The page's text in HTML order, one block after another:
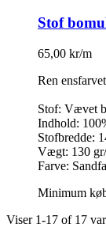
Stof
65,00 kr/m
Ren
Stof: Vævet
Indhold:
Stofbredde:
Vægt: 130
Farve:
Minimum
Viser 1-17 of 17